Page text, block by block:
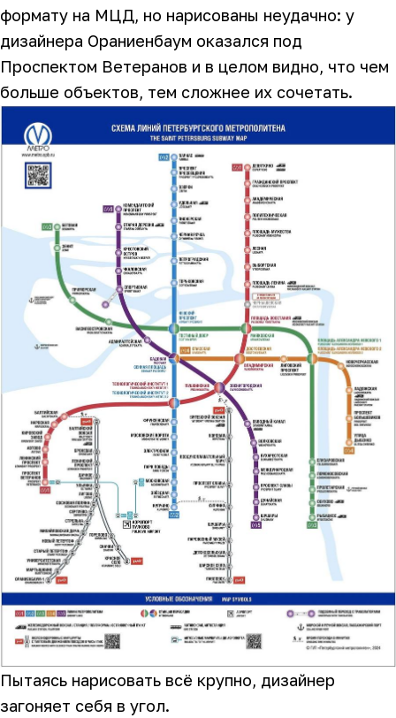
формату на МЦД, но нарисованы неудачно: у
дизайнера Ораниенбаум оказался под
Проспектом Ветеранов и в целом видно, что чем
больше объектов, тем сложнее их сочетать.
Пытаясь нарисовать всё крупно, дизайнер
загоняет себя в угол.